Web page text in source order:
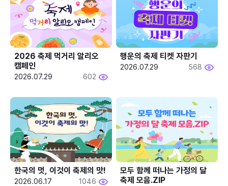
2026 축제 먹거리 알리오
캠페인
2026.07.29 602
행운의 축제 티켓 자판기
2026.07.29 568
한국의 멋, 이것이 축제의 맛!
2026.06.17 1046
모두 함께 떠나는 가정의 달
축제 모음.ZIP